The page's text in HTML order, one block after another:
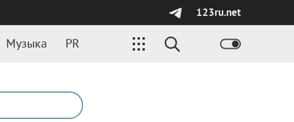
123ru.net
Музыка PR